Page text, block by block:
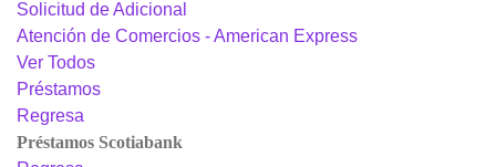
Solicitud de Adicional
Atención de Comercios - American Express
Ver Todos
Préstamos
Regresa
Préstamos Scotiabank